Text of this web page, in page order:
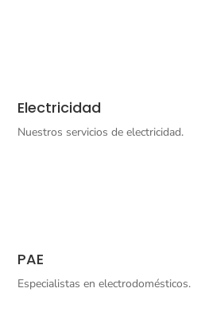
Electricidad
Nuestros servicios de electricidad.
PAE
Especialistas en electrodomésticos.